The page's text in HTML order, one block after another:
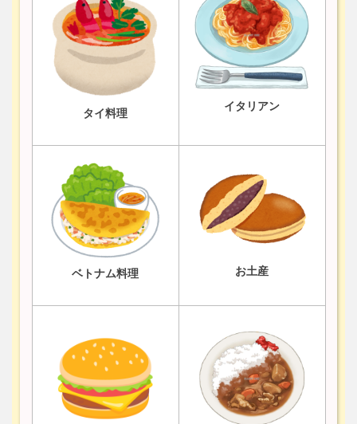
タイ料理
イタリアン
ベトナム料理 お土産